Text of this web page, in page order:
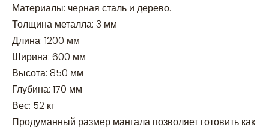
Материалы: черная сталь и дерево.
Толщина металла: 3 мм
Длина: 1200 мм
Ширина: 600 мм
Высота: 850 мм
Глубина: 170 мм
Вес: 52 кг
Продуманный размер мангала позволяет готовить как